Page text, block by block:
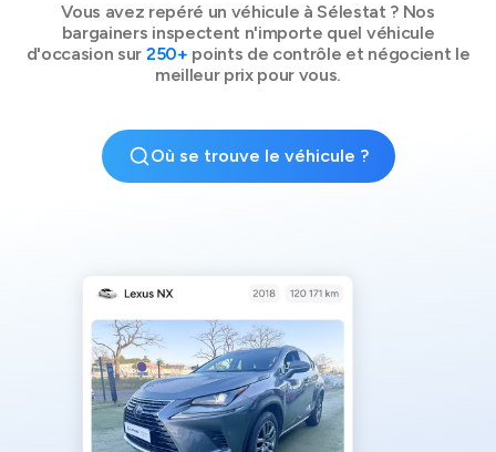
Vous avez repéré un véhicule à Sélestat ? Nos
bargainers inspectent n'importe quel véhicule
d'occasion sur 250+ points de contrôle et négocient le
meilleur prix pour vous.
Où se trouve le véhicule ?